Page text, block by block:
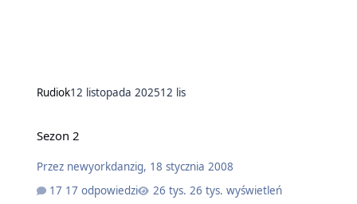
Rudiok12 listopada 202512 lis
Sezon 2
Przez newyorkdanzig, 18 stycznia 2008
17 odpowiedzi
26 tys. wyświetleń